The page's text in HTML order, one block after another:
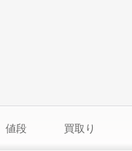
値段 買取り